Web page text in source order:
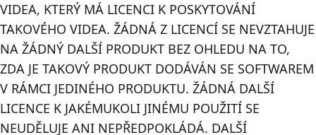
VIDEA, KTERÝ MÁ LICENCI K POSKYTOVÁNÍ
TAKOVÉHO VIDEA. ŽÁDNÁ Z LICENCÍ SE NEVZTAHUJE
NA ŽÁDNÝ DALŠÍ PRODUKT BEZ OHLEDU NA TO,
ZDA JE TAKOVÝ PRODUKT DODÁVÁN SE SOFTWAREM
V RÁMCI JEDINÉHO PRODUKTU. ŽÁDNÁ DALŠÍ
LICENCE K JAKÉMUKOLI JINÉMU POUŽITÍ SE
NEUDĚLUJE ANI NEPŘEDPOKLÁDÁ. DALŠÍ